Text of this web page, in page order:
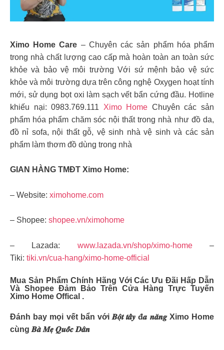
Ximo Home Care – Chuyên các sản phẩm hóa phẩm
trong nhà chất lượng cao cấp mà hoàn toàn an toàn sức
khỏe và bảo vệ môi trường Với sứ mệnh bảo vệ sức
khỏe và môi trường dựa trên công nghệ Oxygen hoạt tính
mới, sử dụng bọt oxi làm sạch vết bẩn cứng đầu. Hotline
khiếu nại: 0983.769.111 Ximo Home Chuyên các sản
phẩm hóa phẩm chăm sóc nội thất trong nhà như đồ da,
đồ nỉ sofa, nội thất gỗ, vệ sinh nhà vệ sinh và các sản
phẩm làm thơm đồ dùng trong nhà
GIAN HÀNG TMĐT Ximo Home:
– Website: ximohome.com
– Shopee: shopee.vn/ximohome
– Lazada: www.lazada.vn/shop/ximo-home–
Tiki: tiki.vn/cua-hang/ximo-home-official
Mua Sản Phẩm Chính Hãng Với Các Ưu Đãi Hấp Dẫn
Và Shopee Đảm Bảo Trên Cửa Hàng Trực Tuyến
Ximo Home Offical .
Đánh bay mọi vết bẩn với 𝑩𝒐̣̂𝒕 𝒕𝒂̂̉𝒚 đ𝒂 𝒏𝒂̆𝒏𝒈 Ximo Home
cùng 𝑩𝒂̀ 𝑴𝒆̣ 𝑸𝒖𝒐̂́𝒄 𝑫𝒂̂𝒏